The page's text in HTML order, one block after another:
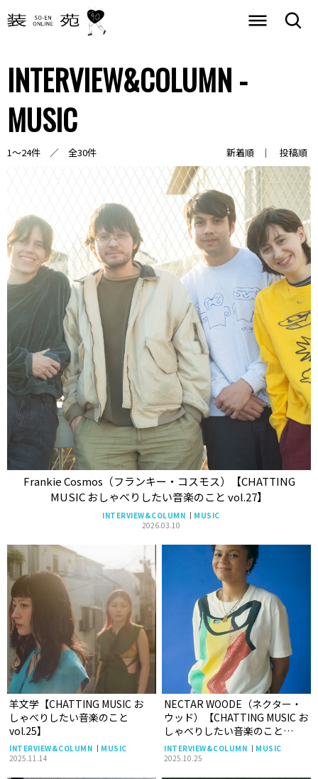
INTERVIEW&COLUMN -
MUSIC
1～24件 ／ 全30件 新着順 投稿順
Frankie Cosmos（フランキー・コスモス）【CHATTING
MUSIC おしゃべりしたい音楽のこと vol.27】
INTERVIEW&COLUMN
MUSIC
2026.03.10
羊文学【CHATTING MUSIC お
しゃべりしたい音楽のこと
vol.25】
INTERVIEW&COLUMN
MUSIC
2025.11.14
NECTAR WOODE（ネクター・
ウッド）【CHATTING MUSIC お
しゃべりしたい音楽のこと
vol.24】
INTERVIEW&COLUMN
MUSIC
2025.10.25